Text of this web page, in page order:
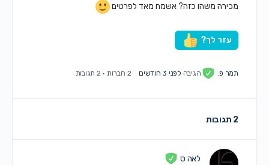
מכירה משהו כזה? אשמח מאד לפרטים
עזר לך?
תמר פ. הגיבהלפני 3 חודשים 2 חברות · 2 תגובות
2 תגובות
לאה ס